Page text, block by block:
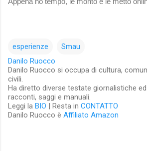
esperienze
Smau
Danilo Ruocco
Danilo Ruocco si occupa di cultura,
civili.
Ha diretto diverse testate giornalistiche
racconti, saggi e manuali.
Leggi la BIO | Resta in CONTATTO
Danilo Ruocco è Affiliato Amazon